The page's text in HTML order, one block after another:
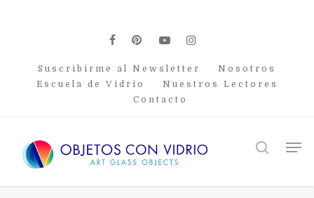
facebook
pinterest
youtubeinstagram
Suscribirme al Newsletter
Nosotros
Escuela de Vidrio
Nuestros Lectores
Contacto
search